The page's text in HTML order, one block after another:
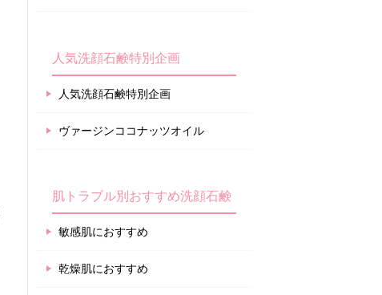
人気洗顔石鹸特別企画
人気洗顔石鹸特別企画
ヴァージンココナッツオイル
肌トラブル別おすすめ洗顔石鹸
敏感肌におすすめ
乾燥肌におすすめ